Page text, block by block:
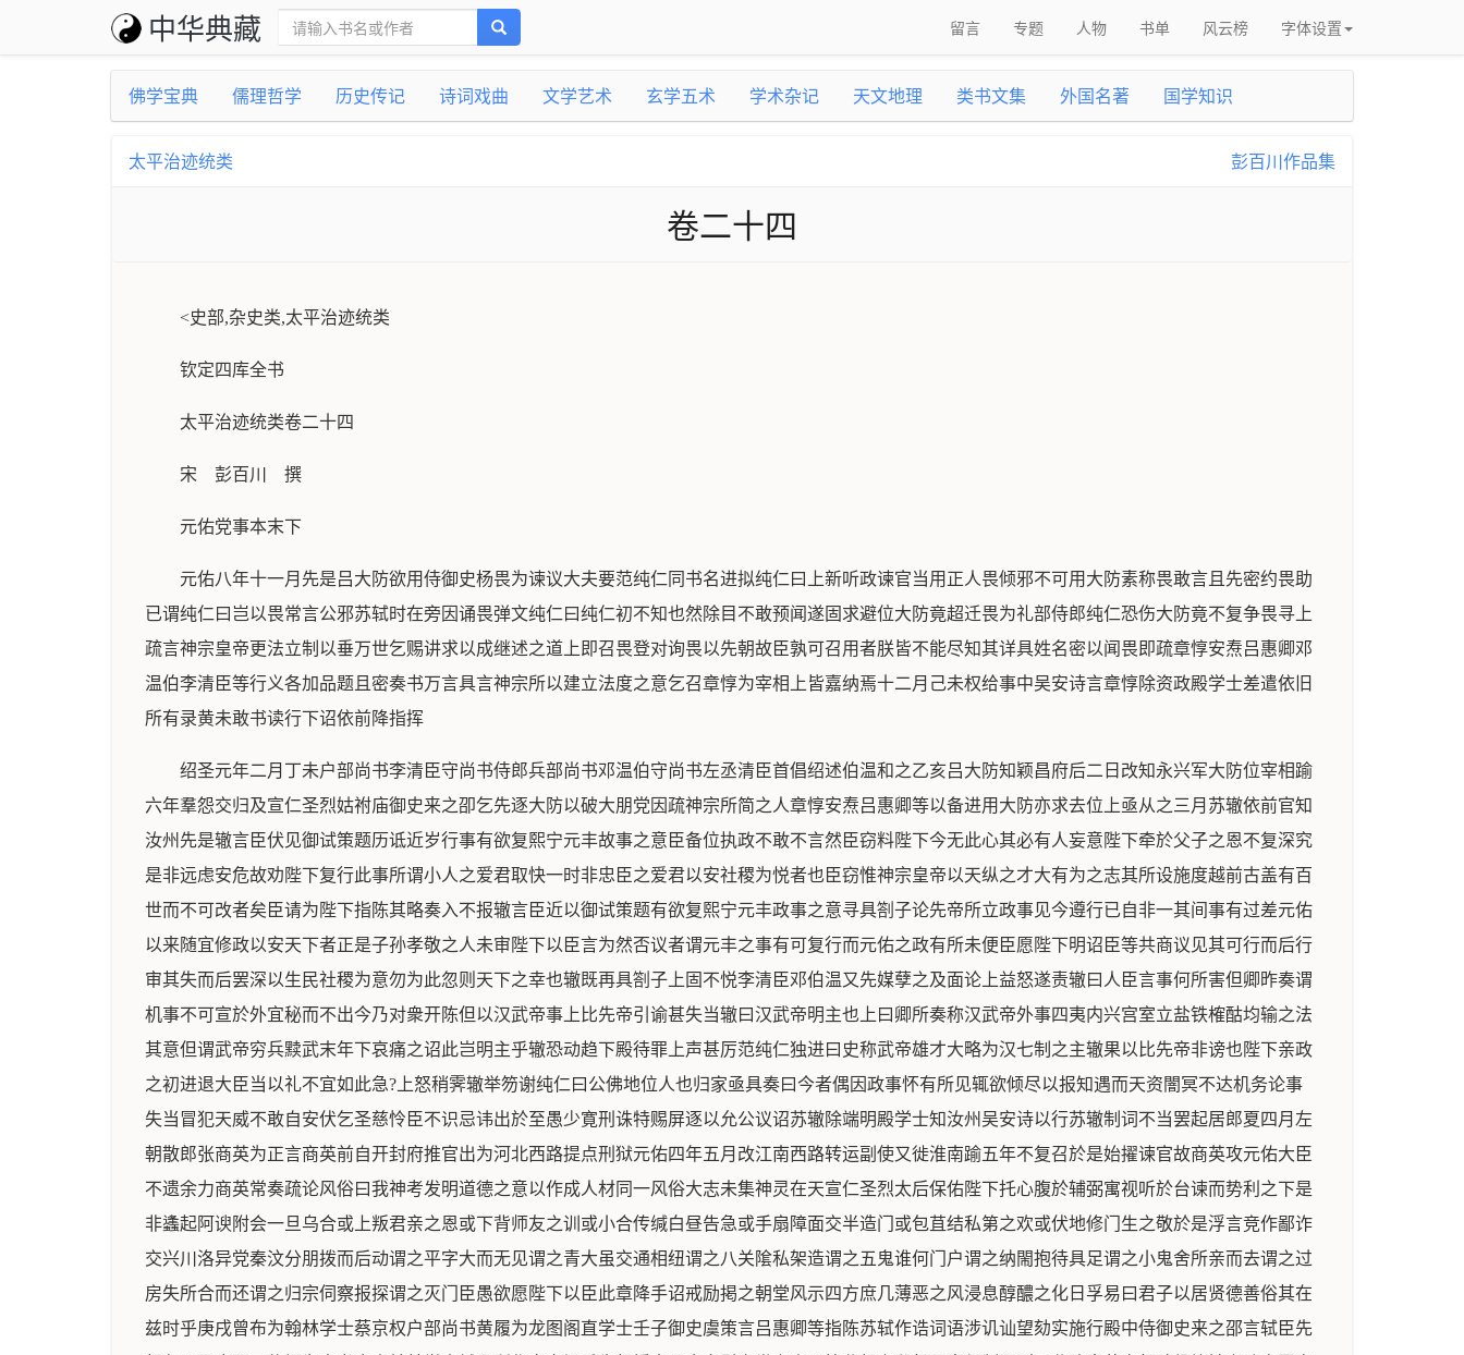
中华典藏 留言 专题 人物 书单 风云榜 字体设置
佛学宝典 儒理哲学 历史传记 诗词戏曲 文学艺术 玄学五术 学术杂记 天文地理 类书文集 外国名著 国学知识
太平治迹统类 彭百川作品集
卷二十四
<史部,杂史类,太平治迹统类
钦定四库全书
太平治迹统类卷二十四
宋 彭百川 撰
元佑党事本末下
元佑八年十一月先是吕大防欲用侍御史杨畏为谏议大夫要范纯仁同书名进拟纯仁曰上新听政谏官当用正人畏倾邪不可用大防素称畏敢言且先密约畏助
已谓纯仁曰岂以畏常言公邪苏轼时在旁因诵畏弹文纯仁曰纯仁初不知也然除目不敢预闻遂固求避位大防竟超迁畏为礼部侍郎纯仁恐伤大防竟不复争畏寻上
疏言神宗皇帝更法立制以垂万世乞赐讲求以成继述之道上即召畏登对询畏以先朝故臣孰可召用者朕皆不能尽知其详具姓名密以闻畏即疏章惇安焘吕惠卿邓
温伯李清臣等行义各加品题且密奏书万言具言神宗所以建立法度之意乞召章惇为宰相上皆嘉纳焉十二月己未权给事中吴安诗言章惇除资政殿学士差遣依旧
所有录黄未敢书读行下诏依前降指挥
绍圣元年二月丁未户部尚书李清臣守尚书侍郎兵部尚书邓温伯守尚书左丞清臣首倡绍述伯温和之乙亥吕大防知颖昌府后二日改知永兴军大防位宰相踰六年羣怨交归及宣仁圣烈姑祔庙御史来之卲乞先逐大防以破大朋党因疏神宗所简之人章惇安焘吕惠卿等以备进用大防亦求去位上亟从之三月苏辙依前官知汝州先是辙言臣伏见御试策题历诋近岁行事有欲复熙宁元丰故事之意臣备位执政不敢不言然臣窃料陛下今无此心其必有人妄意陛下牵於父子之恩不复深究是非远虑安危故劝陛下复行此事所谓小人之爱君取快一时非忠臣之爱君以安社稷为悦者也臣窃惟神宗皇帝以天纵之才大有为之志其所设施度越前古盖有百世而不可改者矣臣请为陛下指陈其略奏入不报辙言臣近以御试策题有欲复熙宁元丰政事之意寻具劄子论先帝所立政事见今遵行已自非一其间事有过差元佑以来随宜修政以安天下者正是子孙孝敬之人未审陛下以臣言为然否议者谓元丰之事有可复行而元佑之政有所未便臣愿陛下明诏臣等共商议见其可行而后行审其失而后罢深以生民社稷为意勿为此忽则天下之幸也辙既再具劄子上固不悦李清臣邓伯温又先媒孽之及面论上益怒遂责辙曰人臣言事何所害但卿昨奏谓机事不可宣於外宜秘而不出今乃对衆开陈但以汉武帝事上比先帝引谕甚失当辙曰汉武帝明主也上曰卿所奏称汉武帝外事四夷内兴宫室立盐铁榷酤均输之法其意但谓武帝穷兵黩武末年下哀痛之诏此岂明主乎辙恐动趋下殿待罪上声甚厉范纯仁独进曰史称武帝雄才大略为汉七制之主辙果以比先帝非谤也陛下亲政之初进退大臣当以礼不宜如此急?上怒稍霁辙举笏谢纯仁曰公佛地位人也归家亟具奏曰今者偶因政事怀有所见辄欲倾尽以报知遇而天资闇冥不达机务论事失当冒犯天威不敢自安伏乞圣慈怜臣不识忌讳出於至愚少寛刑诛特赐屏逐以允公议诏苏辙除端明殿学士知汝州吴安诗以行苏辙制词不当罢起居郎夏四月左朝散郎张商英为正言商英前自开封府推官出为河北西路提点刑狱元佑四年五月改江南西路转运副使又徙淮南踰五年不复召於是始擢谏官故商英攻元佑大臣不遗余力商英常奏疏论风俗曰我神考发明道德之意以作成人材同一风俗大志未集神灵在天宣仁圣烈太后保佑陛下托心腹於辅弼寓视听於台谏而势利之下是非蠭起阿谀附会一旦乌合或上叛君亲之恩或下背师友之训或小合传缄白昼告急或手扇障面交半造门或包苴结私第之欢或伏地修门生之敬於是浮言竞作鄙诈交兴川洛异党秦汶分朋拨而后动谓之平字大而无见谓之青大虽交通相纽谓之八关隂私架造谓之五鬼谁何门户谓之纳閙抱待具足谓之小鬼舍所亲而去谓之过房失所合而还谓之归宗伺察报探谓之灭门臣愚欲愿陛下以臣此章降手诏戒励掲之朝堂风示四方庶几薄恶之风浸息醇醲之化日孚易曰君子以居贤德善俗其在兹时乎庚戌曾布为翰林学士蔡京权户部尚书黄履为龙图阁直学士壬子御史虞策言吕惠卿等指陈苏轼作诰词语涉讥讪望劾实施行殿中侍御史来之邵言轼臣先朝久以罪废至元佑擢为中书舍人翰林学士轼凡所作文字讥斥先朝援古况今多引衰世之事以快忿怨之私行吕惠卿制词则曰忿建青苗次行助役均输之政自因商贾手实之祸下及鸡豚苟有蠧国而害民率皆攘臂而称首行吕大防制诏则曰民亦劳止愿闻休息之期撰司马神道碑则曰其退如洛如屈之陂泽凡此之类播在人口者非一当原其所犯明正典刑制诰落端明殿学士兼翰林侍读学士依前左朝奉郎知英州制词中书舍人蔡卞所草也范纯仁言臣方在病假仍乞罢免朝廷之事不合与闻然有未尽之诚上觊少禆圣听窃见全台言苏轼行吕惠卿诰词言涉诅谤伏缘熙宁法度出於谏议之臣又州县奉行之际多有过当轼因行辞之际遂至过诋惠卿令台章览归先朝於事体不便况今来言者多是垂帘时擢居言路之臣当时畏避不即纳忠今日观望始有弹奏若便施行其说亦恐玷垂帘之明圣妨陛下纯孝之至德高士敦昔在成都曾有犯罪来之邵曾任本路监司略无举发及至太皇上仙高士敦特肯改官来之邵方以前事弹奏又苏轼方执政时曾为人所弹击言者寻皆黜谪当时台谏略不辨明及苏辙得罪便云所谪太近吐刚茹柔率多此类使朝廷赏罚过中莫不由此又言吕惠卿上谪时李清臣方为左丞若言涉讪谤清臣岂肯书诰行出今旧臣惟有清臣在此更乞询访不听范祖禹为龙图阁直学士知陕州先是祖禹屡请补外上曰不须入文字执正官有阙明苏辙责改州祖禹再上章请郡不许盖上欲以祖禹代辙也既而沮之者甚衆祖禹固求出乃有是命虞策言苏轼罪罚未当诏轼降充左丞议郎闰四月戊寅新差提举荆南湖路常平茹东济仍旧通判沧州言者论东济常露刘挚私简以示杨畏险薄无行人所不齿故也甲申安焘转一官为门下侍郎乙酉吕惠卿知苏州刘拯言宣仁常谓宰相曰编修实录官毋任先朝曾责降者盖虑谤书一成不可改追也是时权臣擅政虽差邓温伯陆佃林希曾肇以应宣谕已而遂去以吕公着之壻司马光之门人范祖禹苏轼之门人张来秦观代之至於吕公着常平法失天下心若韩琦因人心如赵鞅举甲以除君侧恶人不知陛下何以待之先帝恐其诬忠以胁君也令词臣明言其故黜知颍州闻公着提举实録日谓无此语令史官改之请重审閲其间书不以实辄移易增减情涉诬诋以闻乞重行黜责以正国典从之又言苏轼敢以私忿形於诏诰中厚诬丑诋轼於先帝不臣甚矣王德谦愤其诬诋之甚上书言之旋被遣斥以死秦观浮薄小人影附於轼前请轼之罪褫观职任以示天下後世诏苏轼合叙复日不得与叙复秦观落馆阁校勘添差监处州茶盐酒务左正言上官均言臣窃见宰相吕大防天姿强很怀邪逆国常与御史中丞苏辙隂相依附同恶相济伏愿陛下察究本末出自睿断特加施行以明示朝廷好恶判别忠邪以正纲纪然後朝廷尊而天下安此国家先务惟陛下?神采择五月章惇请责弃地议臣司马光文彦博而下凡十一人张商英请责降合祭议臣章惇擅政恶闻上官均异论罢其言职己未侍郎杨畏为吏部侍郎吕大防既超迁畏礼部侍郎畏知大防当去章惇必复用时惇居苏州有张横者惇妻之侄也惇方丧其妻横往吊畏先托横致意云畏度事势轻重因吕大防苏辙以逐刘摰梁焘辈又欲并逐大防及辙二人觉知遽罢畏言职畏迹在元佑心在熙宁元丰首为公濶路者及惇赴召百官郊迎畏独请间畏自陈述语多质大防有直省官闻之叹曰杨侍郎前日謟事吕相公亦如今日见章相公也惇信其言故有还迁畏吏部六月御史黄履言吕大防刘挚梁焘当垂帘日俱为柄臣焘先鼓唱邪言吴居厚继陈诗注刘安世等遂共攻之执政既主於中仍役蔡确岭外累遇恩沛不令生还家有慈亲终不可得见死非其罪中外愤叹自陛下躬临机务洞炤奸诬浸复擢官於泉壤窃谓遭横逆者既伸忠愤力排?者未正典刑宜加显黜以允公议左司谏翟思言吕大防等擅作威福相与诬窜吕惠卿蔡确乞各正罪犯至今未闻施行窃以治道莫要於辨忠邪莫先於明赏罚忠虽见赏而邪不加罚则无以消伏奸慝望出睿断以慰公议左正言上官均言近具劄子论奏前宰相吕大防苏辙擅操国柄不畏公议引用柔邪之臣如李之纯擢为御史中丞杨畏虞策来之邵等皆任为谏官御史是四人者倾险柔邪嗜利无耻其所弹击者皆受吕大防苏辙密谕或附会风旨以济其欲窃覩陛下自亲机务收还权柄其大防辙党人十去其七八然杨畏等六人尚居清要未快士论伏望陛下察考吕大防苏辙擅权欺君之罪推究杨畏等朋邪害正趋时倾覆之恶谴责黜免正典刑以示天下右正言张商英言先皇帝盛德大业超絶今古而厌代之後司马光吕大防吕公着刘挚又援引朋党以行机议至如罢免役法则曰有掲簿定差四字下诏求直言则专赏讪谤之人置诉理雪罪犯则尽自熙宁元年以后弃渠阳州县则甘言猥语无所不至凡详定局之所建明中书省之所勘会户部之所行遣言官之所论列词臣之所告命指摘扶剔鄙薄嗤笑当垂帘之际内臣之得志者剪除陛下羽翼於内执政之用事者击逐陛下股肱於外天下之势殆哉岌岌乎望陛下三省禁中检会前後章疏付臣看详签贴奏上陛下与大臣勘酌而可否焉张商英吕惠卿讼蔡确之寃刘极请复蔡确官从之又言吕大防八罪诏吕大防降知随州侍御史来之邵言先皇帝熙宁初属任宰相王安石造立法度以惠泽天下後世司马光入持政柄擢刘挚为侍御史王嵓叟朱光庭引在言路结成党羽宰相自确而下尽力排逐先帝顾命大臣去之略尽而陛下孤立於上矣先朝法度次第废革先帝二十年积功累行为之一空矣以先朝赏罚为不中理则悉听诉理刘挚罪无轻重率从原减由是先帝擢用之人往往闲废而光之党分布中外矣以先帝财用为得之非义则凡市易贷缗不以本息一切损放如何比积米九百万斛一日散之几尽凡此者出於司马光之意而假以刘挚王嵓叟朱光庭之言方是时先帝陵土未乾而光等更唱迭和剗革扫除忠臣义士熟视而吞声无敢谁何光与嵓叟光庭相继死亡独刘摰未殒灭者此实天所以遗陛下今刘摰尚以观文殿学士外领藩镇久稽天诛士论斯郁望?挚之罪明正典刑上以伸先帝之志下以塞缙绅之望刘挚落学士知黄州御史周秩言挚责怒故也苏辙降知袁州轼惠州安置御史来之邵言轼讥斥先朝故也乙酉中书舍人林希言吏部送到吏部侍郎王钦臣可授宝文阁侍御知制庐州词头按钦臣资性险邪本缘傅会宰相吕大防以致进用大防皆抑而不行大奸方斥余党改窜遂肃清仕路钦臣岂可加以侍从职又付之方面之寄所有制词臣未敢撰进诏王钦臣除集贤殿修撰知和州监察御史刘拯言吕希哲学术无闻出於奏补岂能为陛下发明道德之藴伏望为官择人别与差遣林希言吕希哲出知怀州左司谏翟思言吕大防刘摰苏轼苏辙以讪谤先朝变乱法度擅作威福禠职夺官谪守方州安置岭表中外闻命举皆欣快然司马光吕公着首事发端虽已终牖下赠官美諡自可追夺王嵓叟与摰同恶相济若假以年当窜远域则赠官与子孙恩泽亦当追夺其合志同事有若文彦博范纯仁其背公死党有若安焘刘安世吴安诗韩川孙升等乞各正典刑右正言张商英言宣仁圣烈皇后奉承顾命保佑陛下惟仁旧居深宫惟亲帷慈政事惟公惟惠何常预知吕惠卿擅兴兵甲蔡确贪天之功作诗讪谤等事言臣本以惠卿与司马光争经义有隙构其事以媚光人虑蔡确异时再用必欲杀之以灭口出危语激怒帘箔表里相济行其?言殛确於新州窜惠卿於建州夫以太皇太后之公平慈惠而羣臣乃导为淫刑滥罚贬死宰相使此曹易地而立於吕武之朝则何所不至哉乞检会禁中臣僚草疏吕惠卿蔡确本家进状集台省官杂议如事出谗构则诬告反坐邦有常刑夫元恶有臣无君亦已甚矣擢其髪而数之不可胜诛陛下虽欲置而不行如宗庙法令何如天下後世何商英又言梁焘范祖禹吴安诗刘安世刘唐老孙升韩川等当元佑初中伤无罪合行窜责焘知鄂州安世知南安军安诗监兖州酒税川知坊州升知房州三省言昨提举修实録吕大防奏仁宗皇帝实录今已成书欲望依例除定本外将见在草?各一本与提举实录官以备照证外余依前降指挥焚毁元佑六年十月十一日朝旨依诏令吕大防范祖禹将所得草?封角差得力人管押递舖送赴修国史院送纳如有传写到别本亦同封角送纳或转写与他人即令自陈如辄隐留当行重贬责周秩言恐实录诬罔诸书传後故也三省以周秩所上三章进呈其一曰臣自待罪言职闻奸人邪说久矣其害於政事者有五陛下亲政以来天下之人莫不鼓舞而怀不自安惟元佑死党三十余人而已刘摰恶党已为大防轼辙之党排斥出外今在朝廷者絶微矣惟大防恶党半已出外半犹在京其禁中者近日稍稍逐去其在朝廷者方且日夜经营造谤害事今陛下欲修先帝大业若不尽去恶党则必作奸谋起事端中伤陛下信任之人去草必尽其根勿使滋蔓进读秩章上曰此是何言也宫官有何不可为执政所言亲王私於权臣此尤非也使徐王闻之且不自安如秩趣操甚狂言不中理若置之言职朝廷无安静之理其罢黜之执政初欲换省官上曰与外任遂以守广德军谏官张商英言吕希纯於元佑中常缴駮词头不当及附会吕大防苏轼事上曰去冬以宫中阙人使令因召旧人数辈此可击外廷利害而范祖禹丰稷文及甫并有章疏陈古今祸福以动朕听希纯等又缴奏争之何乃尔已安焘对曰闻文及甫辈上书亦为人所使上曰必苏辙也会中书舍人林希言吕希纯常草宣仁圣烈皇后族人近官诰有曰昔我祖妣正位宸极其言失当及变乱祭祀礼文荐牙盘食等数事乃夺希纯宝文阁待制知亳州如故三省言范纯仁韩维朋附司马光长纵羣凶毁讪先帝变乱法度以肆不逞之心内范纯仁仍首建弃地之议滋养边患诏纯仁特降一官为通议大夫差遣如故韩维已致仕特置不问台御史中丞黄履言前宰相司马光垂帘初朝廷如光执政当时士论翕然称之以谓光真能弼成圣德上报先帝不谓光深藏很戾追忿先朝凡事所行皆为是非夫令法因革固缘时宜岂有一代宪章俱无可取归过於昔刼誉於身此而可容孰为赴者昔唐太宗以封伦稔恶身後始彰美諡赠官尚加追夺伏望以今仿古详酌施行商英又言乞重行刘摰等罪又言王存吕大防为公着志神道碑诬谤宗庙乞并行法御史周秩言司马光视先帝如雠諡曰文正非所以劝後世当正諡号之美恶以惩后世秩又言吕公着不能救正司马光但为子孙急於富贵不避嫌疑而居之及大防刘挚苏轼苏辙皆公着所引为国大奸陛下若不照其奸罪以明天下则公着所处皆为国朝故事以引後世大臣僭窃之祸又言吕大防刘摰苏轼皆落职为知州缘臣奏论大防等所为皆大奸恶今朝廷但薄责而已臣愚以为陛下必欲薄责之则不当以其所论亊为罪名若录其私营不法则其罪不可胜数且摰与辙讥斥不减於轼大防又用轼之所谋所言而得罪轻於苏轼天下必以为非诏司马光吕公着各追所赠官并諡及追所赐神道碑额王嵓叟所赠官亦同追夺知随州吕大防降知黄州刘挚知兖州苏辙知筠州梁焘鄂州居住刘安世南安军居住初章惇用蔡卞议光及公着皆当发塚斵棺三省同进呈许将独不言惇等退上留将问曰卿不言何也将曰发塚斵棺恐非盛事上曰朕以为无益公家遂寝其奏第令斥去碑文秩又言秦观罪重责轻人言未允处州监当右正言张商英言伏闻吕大防降官知随州内臣陈衍降官监当按衍乃陛下家奴敢与宰臣学士交通干预大政诏陈衍傲很不恭威行宫省遇事专肆多不闻奏同类畏之莫敢指目据其罪恶当伏重诛姑示寛仁未欲寘之极典可追毁出身以来文字除名勒停送白州编管仍抑所在官司差得力人转押前去戊午诏曰送往事居是必全责於臣子藏怒宿怨岂宜上及於君亲朕继体之初宣仁圣烈皇后以大母之尊权同听览仁心诚意专在保佑朕躬自以帘帷之间闻见不能周及故不次以用大臣推心以委政事非独倚任耆艾所冀恢昭圣功司马光吕公着忘累朝之大恩怀平时之?望幸国家之变故逞朋党之奸邪引吕大防刘挚等或并自要涂擢司宰事或迭居言路代掌训词或封驳东台或劝请经幄於左右前後皆尔所亲於时赏罚恩威惟其所出周旋欺蔽表里同符宗庙神灵恣行讪谤朝廷号令辄肆纷更有首信偏词轻改役法开诉理之局使有罪者侥幸下疾苦之诏诱羣小之言诬横敛则滥蠲苟免之逋诬厚藏则妄耗常平之积崇声律而薄经术任穿凿而紊官仪弃境土则谬谓和戎弛兵备则归过黩武城隍保民而罢增濬器械资用而缀缮完凡属经纶一皆废黜人才漓混莫辨於品流党与纵横迭分於胜负务快乘时之愤都忘托国之谋方利亮闇之不言殊非慈闱之本意十年同恶四海吞声敌计得行边方受害昔周王受命召公维辟国之师江右虽微兴宗有易代之叹天下後世其谓朕何朕临朝弗庄视古有愧况复疎远贱士昧死而献言忠义旧臣交章而抗论迹甚着明法安可私其司马光吕公着吕大防刘挚等各已等第行遣责降讫噫优礼近司朕欲曲全於体貌自奸明宪尔今复逭於诛夷至於射利之徒胁肩成市益从申儆俾革囘邪推予不忍之仁开示自新之路除已行遣责降人数外其余一切不问议者亦勿复言有所见行取会实录修撰官已下及弃废渠阳寨人自依别勅处分咨尔羣工明听朕命时司马光等既贬上谓刑惟厥中故降是诏右正言张商英言文彦博皆负国恩伏请检详本末推考是非诏台谏之职义当论列然博年及耄期四朝旧相先皇待遇恩礼至厚宜加阔略以优老臣可特置不问户部尚书蔡京言神宗皇帝熙宁之初将欲有为於天下得王安石而任之於是置条例司选天下英才设官分职参讲其事兴利补弊功烈昭着元佑以来天下用度浸以匮竭美意良法尽遭诋诬在於今日正当参酌旧例考合得宜以称陛下追述先帝之意以成足国裕民之效然事之可兴者方且毛举岂臣单力所能胜任伏望圣慈检会熙宁中置条例司故事上自朝廷大臣下选通达世务之贤共同考究庶几成一代之业以诏万世其後用是置局修整命张康国邓洵武看详利害事八月诏丁忧人范纯粹降一官知延安府以御史郭知章论其在元佑间尝献议弃安强葭芦吴堡米脂等寨故有是命九月翰林学士蔡卞林希言先帝日历自熙宁三年三月已後至三年终系元佑中秘书省官孔武仲黄庭坚司马康修纂自熙宁四年已後至七年终范祖禹修纂而黄庭坚司马康范祖禹又皆系修先帝实录官闻所书止与昨修先帝实录相爲表里用意增损多失事实缘修国史院已得旨重修先帝实录所有昨来范祖禹等所进日历臣等伏乞一就看详改正务尽事实使後世考官无所疑惑从之冬十月张商英言愿陛下无忘大臣擅权时章惇无忘汝州时安焘无忘頴昌时李清臣曾布无忘河阳时曾布云臣所不晓或陛下常有绪言上云无之但商英言事多如此过尔十一月御史郭知章黄庆基奏乞贬修神宗实录官甲午三省同进呈台谏官前后章疏言国史院所修先帝实录类多附会奸言诋斥熙寜以来政事乞赐重行窜黜诏祖禹责授武安军节度副使永州安置赵彦若责授安远军节度副使澧州安置黄庭坚责授涪州别驾黔州安置中丞黄履御史翟思左司谏张商英论具修神宗实录官诬毁先帝为臣不忠二年春正月戊戌左司谏张商英言伏见吏部侍郎杨畏反覆迹状前後明白不为公论所与遑遑求为自安之计凡立朝之士稍与已情不通者即指为刘挚党人隂行离间如彭汝砺黄裳叶涛之徒是也议者言来之邵所入章疏稍成文理者皆畏代为方今补坏修废肇开端绪而畏不尽革适足为害欲望圣明考言询行进退施行诏吕大防追夺两官赵彦若范祖禹陆佃曾肇林希并追夺一官除林希在职日浅外曾肇与小郡知州陆佃候服阕与小郡知州黄庭坚特追一官常安民言陆佃亦与修书罪同罚异愿考正其罪曾布具劄子言毁废先朝法度之人既已黜逐则前日之良法善政当次第讲求增损施行而国论未常及又言政事非得人不能举若但以私爱憎喜怒为意则人才必难进今既不能公选人才则政事何从而举若不稍复可行之法度则是先朝政事不可行若不可行则毁废之人何以得罪上矍然布因言令使役法已行然成书方上而议论无所折衷蔡京王右忠侍从之选然两人所见多不同执政又未通晓其下官属日相纷争衆议施恐未易了昨初降役法但云依元丰八年见行条约行则已曲尽及章惇欲立异本去年秋科纳钱遂展至今年五月役人多已替放又却令候今年放罢只失此两科役钱仅八百余万今臣书既上议论不一将来施行必有不便於人情者元佑所行止谓於人情不便今若不便於人情又何以异二月三省具陆佃元修苏利涉等传进呈乃诏曰陆佃乡田诸生致身禁从擢御史事多历岁时俯仰顺从媕阿冺默曲狥羣奸之意苟幸一身之安尔谓有所建明固未尝争论而去谓尔同为讥讪则於今藳不存进退之间风节无取虽言章?至衆弗与容然罪疑惟轻古有成训姑褫延阁用厌师言勉自省循以称矜贷可落龙图阁待制依前左朝请郎吕大防再降一官从御史刘拯之言也乙亥给事中黄裳言史院一事乃吕大防倡为之罪不当在祖禹庭坚之下岂可轻恕降授大中大夫分司南京安州居住刘拯又论曾肇陆佃等罪责知滁州三月范纯仁知陈州邢恕知青州八月诏吕大防不得引用期数赦恩叙复九月壬寅范纯仁在陈州闻之忧愤累日斋戒上奏略曰窃见吕大防等窜谪江湖已更年祀未蒙恩旨久困拘囚其人或年齿衰残或素萦疾病不谙水土血气枯衰骨月分离举目无告将恐溘先朝露客死异乡不惟上轸圣怀亦恐有伤和气仰惟陛下圣心仁厚天纵高明法大舜之用中建皇极而在宥每颁赦令不问罪辜至於绞斩重囚髠黥徒隶咸蒙赦宥亦许放移岂有股肱近臣簪履旧物肯忘轸恻常俾流离但虑一二执政之臣责其往事嫉之太甚启迪之际不为详陈若非宸衷独断圣虑详思灼见本根絶其萌渐尽屏猜嫌之迹特垂旷荡之恩皆因大礼赦文遂令逐便居住使得自新改过免为覊旅之茔魂奏疏三上批范纯仁立异邀名落职知随州壬戌诏御史常安民立心凶险处性颇邪置之要路诚非所宜可罢职与监当差遣安民又上言今大臣为绍述之说者其皆实借此名以报复私怨一时朋附之流从而和之遂令已甚张商英元佑时上吕公着诗求进其言谀佞无耻士大夫皆传笑之及为谏官则上疏乞毁司马光吕公着神道碑周秩在元佑间为太常博士亲定司马光谥为文正及近为言则上疏论司马光吕公着乞斵棺鞭尸陛下察此辈之言果出於公论乎故凡劝陛下绍述先帝者皆欲托先帝以行奸谋谓他事难以惑陛下若闻先帝则易感动故欲快私仇?良善者须假此以移陛下之意不可不察今权臣恣横朋党满朝言官未尝一言及之惟知论元佑旧事力攻已去臣僚臣荷陛下提拔不敢负恩摧枯拉朽之事臣实耻为之举朝嫉臣诬?非一臣赋性愚直恐终不能胜朋党之论愿乞外任以避之上开慰而已御史董敦逸奏安民常称二苏文章之士负天下重望不当弹击此乃二苏之党诏罢御史与知军章惇批诏语送吏部与监当冬十月章惇之贬斥元佑旧臣皆以白帖子行遣安焘李清臣与惇争论不已上亦疑惇惇甚恐雍私语惇曰用白帖子有王安石故事惇大喜取其案牍白上惇遂安议谓雍欲以此结惇也然雍竟罢黜十二月知青州邢恕试礼部侍郎孙谔言杨畏反覆落职仍知河中府二年正月御史陈次昇言绍圣元年七月十九日责降吕大防等勅牒榜节次云至於射利之徒胁肩成市盍从之士俾革回邪除已行责降人其余一切不问议论亦勿复言近者切见汪浃李重等送吏部与合入差追以元佑所献文字得罪则前件勅牓殆成虚文将何以取信於天下今又闻差官编排元佑臣僚章疏命令如此何以示信於人乎所有编排章疏指挥合行寝罢五月孙谔论役法有妨绍述【见绍述门】六月曾布言常立谄王安石而毁先帝情更可诛陈瓘所以忤卞只陛下但以安石为凖绳罗织士类此最为害政况安石之所是勿与先帝不同者非一岂有但以安石为据卞以此得怒而士类莫不以瓘之言为是六月吕大防进职知秦州以元佑中间持边议故也八月丙子诏王嵓叟吕大防等所得恩例及举官并罢梁焘依旧鄂州居住刘世安依旧南安军居住范祖禹责授昭州别驾贺州安置刘世安英州安置因四年上疏论哲宗求乳母事也诏姚勔求不磨勘给事中蹇序辰言其附会诋訾先帝也十二月蔡京辨不附司马光改役之罪【见役法门】四年春诏应绍圣二年十二月十五日类姓名责降人宫观居住及勒停安置分司散官子孙弟侄各不得任本州邻州内子孙仍并与次迁远路分合入差遣已授未赴并见在任人并罢庚戍李清臣出知河中府王存致仕恩例只与一名言者指存元佑初论事附会故也三省言司马光吕公着倡为奸谋诋毁先帝变更法度罪恶至深及凶党同恶相济首尾附会之人偶缘今已身死不及明正典刑亡殁之后尚且优以恩数罪罚未称轻重不伦若谓其已死不问使後世乱臣贼子何以创艾至於告老谢事亦宜少示惩沮制略曰司空吕公着盗窃虚名躐持宰柄谤毁前烈变乱旧章虽窜殛不及其生而惩创可垂於後可特追贬建武军节度副使仆射司马光隂结中人骤窃宰柄变更良法诋毁先朝潜怀睥睨之邪计欲快倾摇之二心使子孙谬荷国家之厚恩何以为臣子之大戒虽逃显戮当置散司可特贬清海军节度副使故王嵓叟厚诬先帝愚弄朕躬力赞邪谋隂怀异志罪恶?着神鬼得而诛之虽示小惩未协公议可追贬雷州别驾诏赵瞻傅尧俞夺所赠官韩维孙固范百禄胡宗愈遗表恩例各与两人余悉除夺诏张兢辰罢官以蔡京言其謟事吕大防苏辙故也又诏赵瞻傅尧俞諡诰并追夺三省言近降指挥以司马光等诋先帝变更法度各加追贬谨按吕大防刘摰梁焘苏辙为臣不忠罪与光等朝廷虽常惩责罚不称愆范纯仁又自因别过落职於本罪未尝略正典刑生死异法无以垂示万世吕大防制略曰朋奸擅国责有余辜造讪欺天理不可赦其加显黜以正明刑可责授舒州团练副使循州安置刘挚制略曰向由邪路力附党魁倡和奸谋毁黩先烈不踰数载窃缘宰司公论未平责轻罪重可责授鼎州团练副使新州安置苏辙制略曰操倾侧孽臣之心挟纵横策士之计始与兄轼肆为诋巇晚同相光协济险恶朕顾瞻岩庙企望裕陵义不敢私恩难以贷可责授化州别驾雷州安置梁焘制略曰向附凶渠擢在谏职排?旧弼诋诬先朝荐引羣凶毁弃成法虽从薄责未称明刑可责授雷州别驾化州安置范纯仁制略曰立异以邀名匿情而趋利议称亲则构诬於宗祖言变法则归过於先朝欺君以助邪谋弃地以开边隙隂连羣枉协济凶渠迄用攀援遂尸宰辅仅从薄谴久逭严诛苟其究免於终身何以示惩於後世可责授武安军节度副使永州安置已上令所在差官伴送前去经过军州交替刘奉世制略曰曩以小官附会奸党凶险狡狯莫与汝齐有司失刑衆论未允可落职分司南京郴州居住韩维制略曰爰自初政实登近司首赞邪谋厚诬先烈以抑兼并为繁禁以振贫厄为利心恣引亲私助成奸慝比从薄责实拂公言可落职特授左朝议大夫致仕王觌制略曰资赋佥回善於原借附会奸党毁訾先朝挤?良善变乱法度可落职依前分司东京通州居住韩川孙升吕陶制略曰顷大奸旧恶相济擅朝而尔挟忿悁为之死党巧诋法度以遂更变之谋历排忠良以虚顾托之罪积心至此议罪谓何可各依前官分司南京川随州居住升陕州居住范纯礼赵君锡马默制略曰顷在初政常跻近班怀藉势乘权之心起背公死党之计傅会邪说专为悦谀无以照奸公论甚郁可各落职依前官纯礼蔡州居住君锡本处居住默单州居住顾临制略曰附会凶党力被荐论顷缘洞察於奸谋不使超跻於近列迨司留钥复结罪阉虽因人言常从贬秩责轻罪重衆不谓宜可落职依前官管勾洪州玉隆观饶州居住范纯粹制略曰倾邪险詖出於天资反覆导谀忘其父志弟兄唱和协助凶奸变先朝拓土之功成一时蹙国之议失刑既久公论未平可落职依前官管勾江州太平观均州居住孔武仲制略曰附会奸党躐处要班逮於亲政之初敢为怙终之计失刑既久公论未平可落职依前官管勾洪州玉隆观池州居住王汾制略曰早以凡才滥居儒馆元佑之际附会诋欺衆论喧阗罪状明白可落职依前官致仕王钦臣张来制略曰尔因缘奸险躐起要班挟持说谋鼓扇凶焰王钦臣可落职管勾江州大平观信州居住来可落职添差监黄州酒务吕希哲吕希纯吕希绩等制曰方其父在则假国威灵为已阀閲及大防用事则密援凶党贾鬻利权并以庸才因致美职宜悉从於贬秩或仍禆於分司庶无轻重失当之刑及夫幸免失刑之士希哲分司和州居住希纯分司金州居住希绩光州居住姚勔制略曰向附凶邪为出死力沮害良善助成奸谋可依前官分司衢州居住吴安诗制略曰顷者羣凶聚慝继踵擅朝尔以朋邪窃处谏列鼓扇凶焰附会邪谋逞宿憾以挤劳旧之臣构险语以吐倾摇之议虽常加於薄责尤未正於严刑可责授濮州团练副使连州安置晁补之落职添监处州盐酒知齐州贾易海州盐税程颐放归田里钱勰杨畏并逐人永不叙复郴州编管秦观移送横州朱光庭追贬郴州别驾孙